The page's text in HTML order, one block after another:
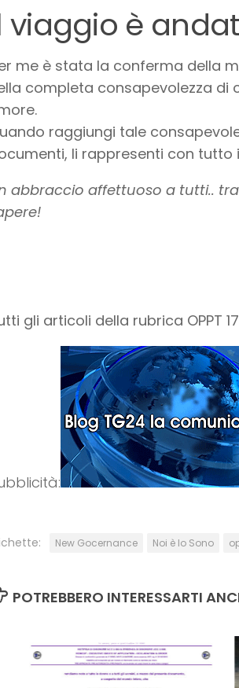
viaggio è
me è stata la conferma della
completa consapevolezza di
raggiungi tale
li rappresenti con tutto
abbraccio affettuoso a tutti..
gli articoli della rubrica OPPT
POTREBBERO INTERESSARTI